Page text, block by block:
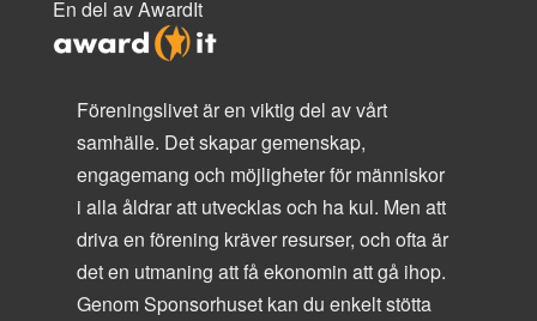
En del av AwardIt
Föreningslivet är en viktig del av vårt
samhälle. Det skapar gemenskap,
engagemang och möjligheter för människor
i alla åldrar att utvecklas och ha kul. Men att
driva en förening kräver resurser, och ofta är
det en utmaning att få ekonomin att gå ihop.
Genom Sponsorhuset kan du enkelt stötta